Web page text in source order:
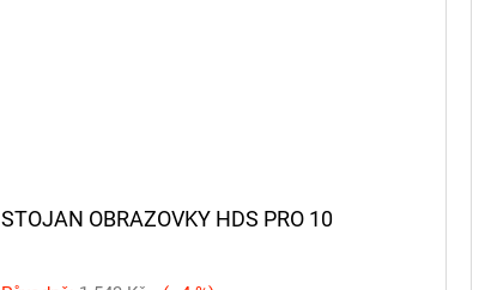
STOJAN OBRAZOVKY HDS PRO 10